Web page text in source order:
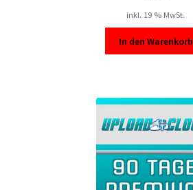
inkl. 19 % MwSt.
In den Warenkorb